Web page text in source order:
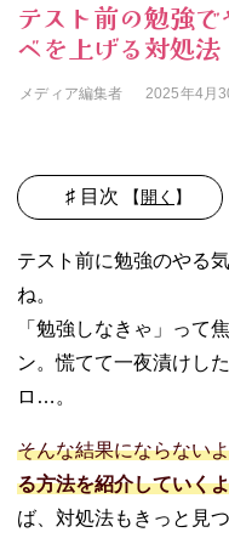
テスト前の勉強
ベを上げる対処法
メディア編集者 2025年4月
♯ 目次 【開く 】
る気が出ないの
− 前日もノ
ー勉はNG！
やる気が出ない
− 睡眠不足
や疲れで勉
テスト前に勉強のやる
ね。
「勉強しなきゃ」って
ン。慌てて一夜漬けし
ロ…。
そんな結果にならない
る方法を紹介していく
ば、対処法もきっと見